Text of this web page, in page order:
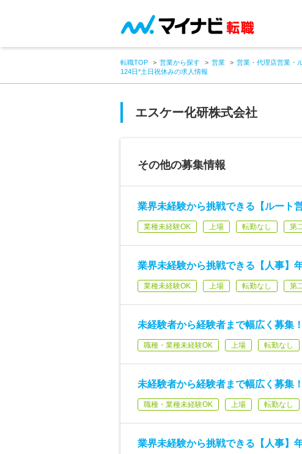
転職TOP 営業から探す 営業 営業・代理店営業・
124日*土日祝休みの求人情報
エスケー化研株式会社
その他の募集情報
業界未経験から挑戦できる【ルート
業種未経験OK 上場 転勤なし 第
業界未経験から挑戦できる【人事】
業種未経験OK 上場 転勤なし 第
未経験者から経験者まで幅広く募集
職種・業種未経験OK 上場 転勤なし
未経験者から経験者まで幅広く募集
職種・業種未経験OK 上場 転勤なし
業界未経験から挑戦できる【人事】